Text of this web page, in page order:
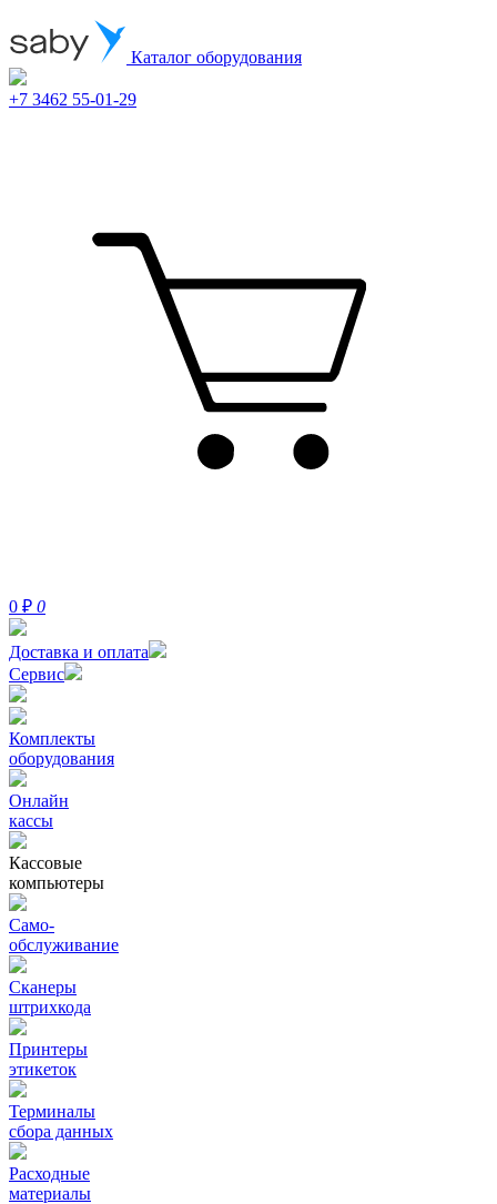
Каталог оборудования
+7 3462 55-01-29
0 ₽ 0
Доставка и оплата
Сервис
Комплекты
оборудования
Онлайн
кассы
Кассовые
компьютеры
Само-
обслуживание
Сканеры
штрихкода
Принтеры
этикеток
Терминалы
сбора данных
Расходные
материалы